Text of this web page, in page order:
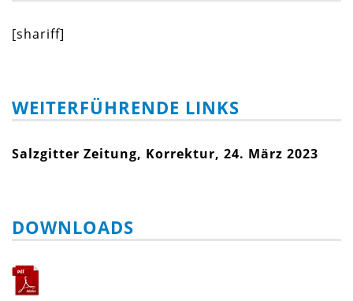
[shariff]
WEITERFÜHRENDE LINKS
Salzgitter Zeitung, Korrektur, 24. März 2023
DOWNLOADS